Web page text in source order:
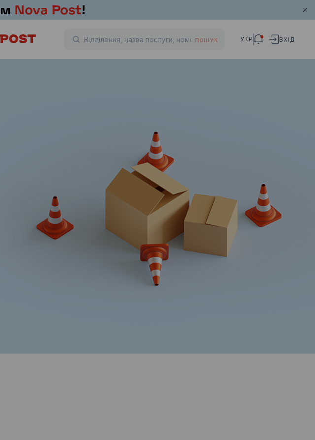
ПОШУК УКР ВХІД